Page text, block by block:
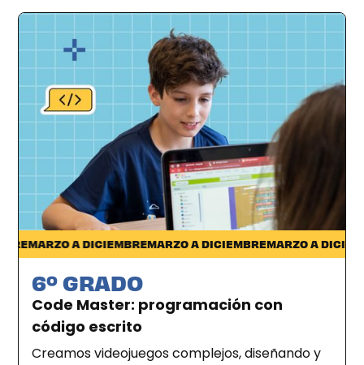
Ciudad de la Costa
MARZO A DICIEMBREMARZO A DICIEMBREMARZO A
6º GRADO
Code Master: programación con
código escrito
Creamos videojuegos complejos, diseñando y